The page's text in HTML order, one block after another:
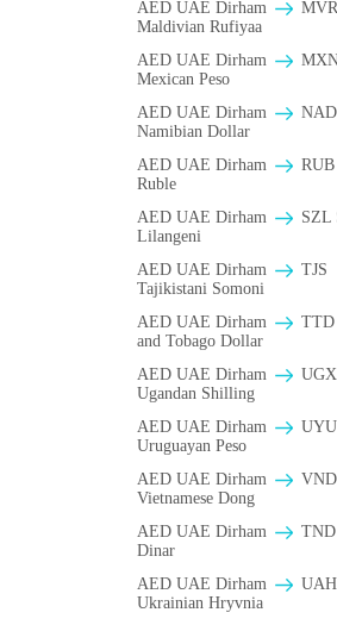
AED UAE Dirham
MVR
Maldivian Rufiyaa
AED UAE Dirham
Mexican Peso
AED UAE Dirham
NAD
Namibian Dollar
AED UAE Dirham
RUB
Ruble
AED UAE Dirham
SZL
Lilangeni
AED UAE Dirham
TJS
Tajikistani Somoni
AED UAE Dirham
TTD
and Tobago Dollar
AED UAE Dirham
UGX
Ugandan Shilling
AED UAE Dirham
UYU
Uruguayan Peso
AED UAE Dirham
VND
Vietnamese Dong
AED UAE Dirham
Dinar
AED UAE Dirham
UAH
Ukrainian Hryvnia